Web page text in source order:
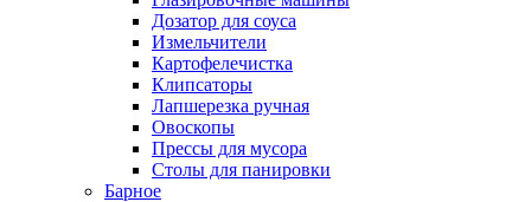
Дозатор для соуса
Измельчители
Картофелечистка
Клипсаторы
Лапшерезка ручная
Овоскопы
Прессы для мусора
Столы для панировки
Барное